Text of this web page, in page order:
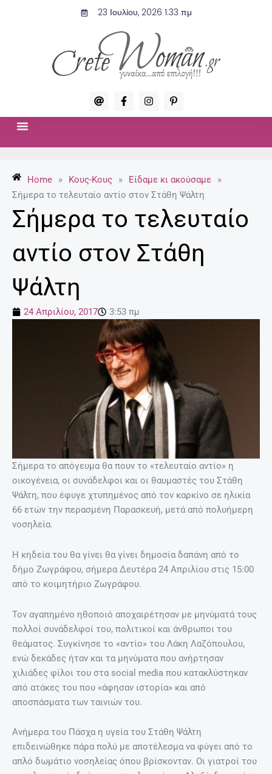
23 Ιουλίου, 2026 1:33 πμ
A
t
F
a
c
I
n
s
P
i
n
-
p
Home » Κους-Κους » Είδαμε κι ακούσαμε
»
Σήμερα το τελευταίο αντίο στον Στάθη Ψάλτη
Σήμερα το τελευταίο
αντίο στον Στάθη
Ψάλτη
24 Απριλίου, 2017 3:53 πμ
Σήμερα το απόγευμα θα πουν το «τελευταίο αντίο» η
οικογένεια, οι συνάδελφοι και οι θαυμαστές του Στάθη
Ψάλτη, που έφυγε χτυπημένος από τον καρκίνο σε ηλικία
66 ετών την περασμένη Παρασκευή, μετά από πολυήμερη
νοσηλεία.
Η κηδεία του θα γίνει θα γίνει δημοσία δαπάνη από το
δήμο Ζωγράφου, σήμερα Δευτέρα 24 Απριλίου στις 15:00
από το κοιμητήριο Ζωγράφου.
Τον αγαπημένο ηθοποιό αποχαιρέτησαν με μηνύματά τους
πολλοί συνάδελφοί του, πολιτικοί και άνθρωποι του
θεάματος. Συγκίνησε το «αντίο» του Λάκη Λαζόπουλου,
ενώ δεκάδες ήταν και τα μηνύματα που ανήρτησαν
χιλιάδες φίλοι του στα social media που κατακλύστηκαν
από ατάκες του που «άφησαν ιστορία» και από
αποσπάσματα των ταινιών του.
Ανήμερα του Πάσχα η υγεία του Στάθη Ψάλτη
επιδεινώθηκε πάρα πολύ με αποτέλεσμα να φύγει από το
απλό δωμάτιο νοσηλείας όπου βρίσκονταν. Οι γιατροί του